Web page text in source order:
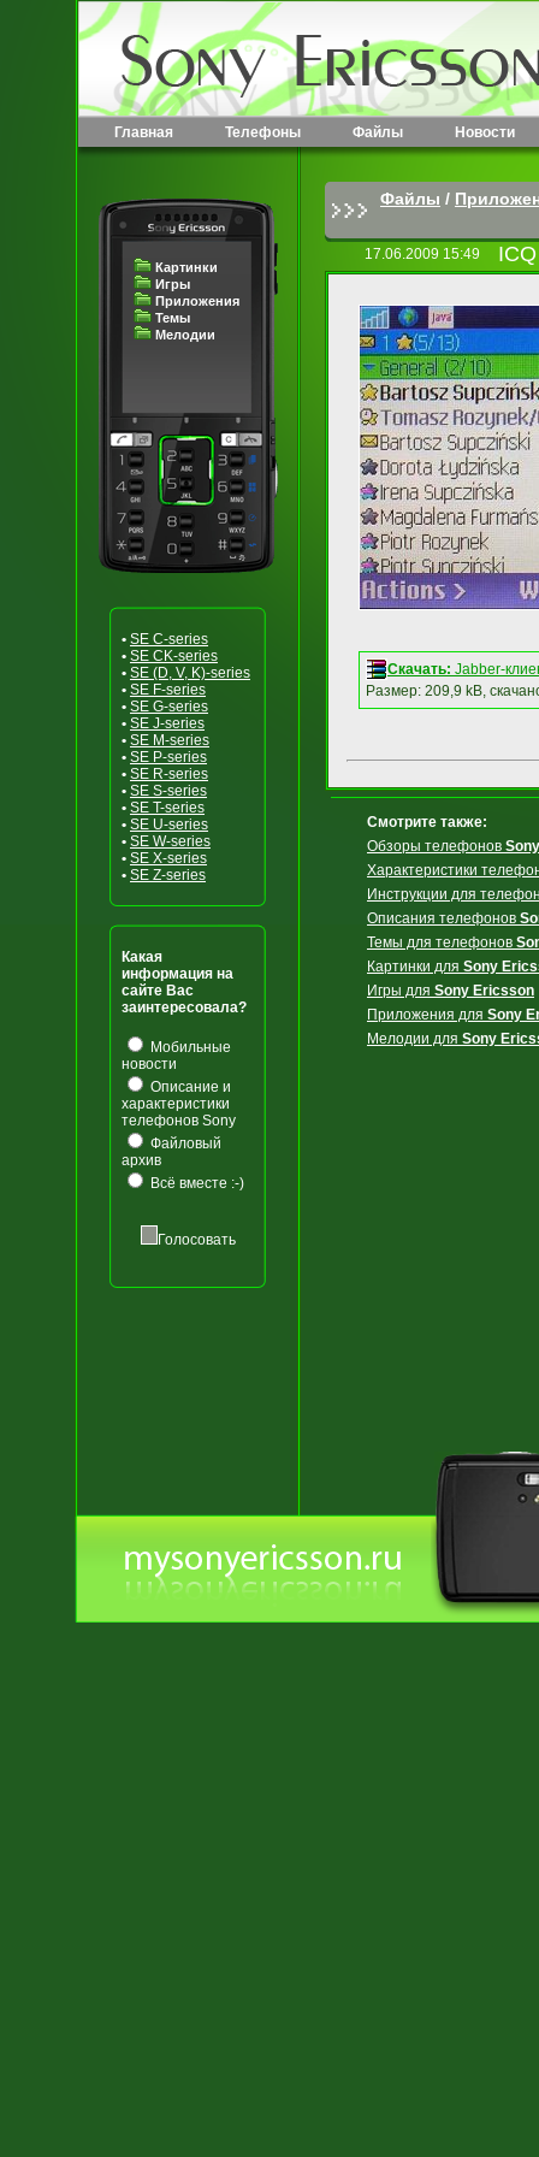
Главная Телефоны Файлы Новости
Картинки
Игры
Приложения
Темы
Мелодии
• SE C-series
• SE CK-series
• SE (D, V, K)-series
• SE F-series
• SE G-series
• SE J-series
• SE M-series
• SE P-series
• SE R-series
• SE S-series
• SE T-series
• SE U-series
• SE W-series
• SE X-series
• SE Z-series
Какая
информация на
сайте Вас
заинтересовала?
Мобильные
новости
Описание и
характеристики
телефонов Sony
Файловый
архив
Всё вместе :-)
Голосовать
Файлы /
17.06.2009 15:49
Скачать: Jabber-
Размер: 209,9 kB,
Смотрите также:
Обзоры телефонов
Характеристики
Инструкции для
Описания телефонов
Темы для телефонов
Картинки для Sony
Игры для Sony Ericsson
Приложения для Sony
Мелодии для Sony